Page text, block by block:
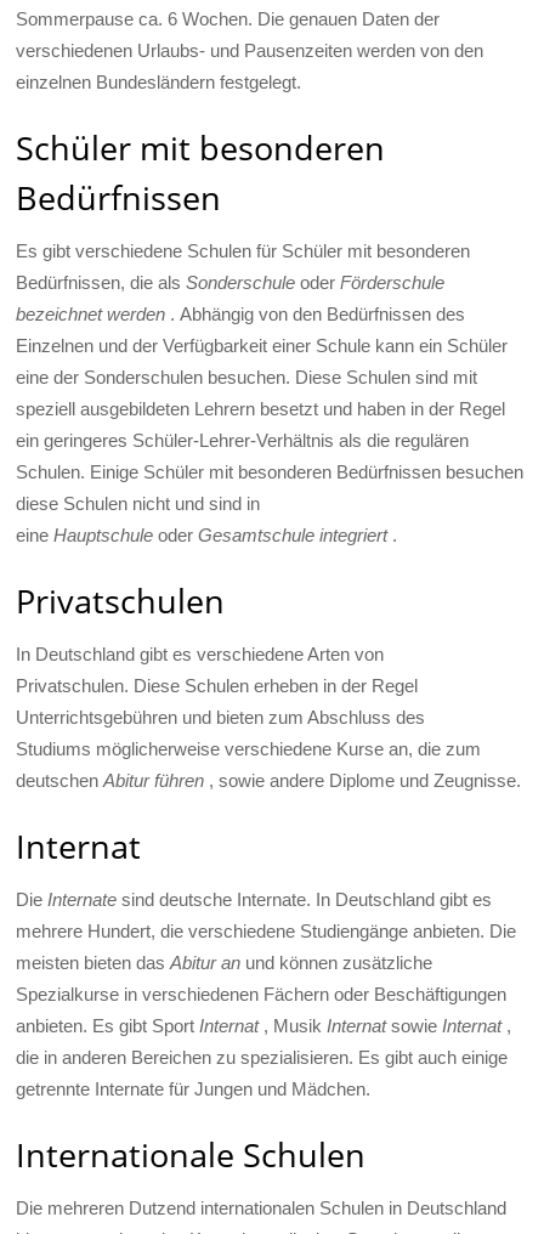
Sommerpause ca. 6 Wochen. Die genauen Daten der
verschiedenen Urlaubs- und Pausenzeiten werden von den
einzelnen Bundesländern festgelegt.
Schüler mit besonderen
Bedürfnissen
Es gibt verschiedene Schulen für Schüler mit besonderen
Bedürfnissen, die alsSonderschule oderFörderschule
bezeichnet werden . Abhängig von den Bedürfnissen des
Einzelnen und der Verfügbarkeit einer Schule kann ein Schüler
eine der Sonderschulen besuchen. Diese Schulen sind mit
speziell ausgebildeten Lehrern besetzt und haben in der Regel
ein geringeres Schüler-Lehrer-Verhältnis als die regulären
Schulen. Einige Schüler mit besonderen Bedürfnissen besuchen
diese Schulen nicht und sind in
eineHauptschule oderGesamtschule integriert.
Privatschulen
In Deutschland gibt es verschiedene Arten von
Privatschulen. Diese Schulen erheben in der Regel
Unterrichtsgebühren und bieten zum Abschluss des
Studiums möglicherweise verschiedene Kurse an, die zum
deutschenAbitur führen , sowie andere Diplome und Zeugnisse.
Internat
Die Internate sind deutsche Internate. In Deutschland gibt es
mehrere Hundert, die verschiedene Studiengänge anbieten. Die
meisten bieten dasAbitur an und können zusätzliche
Spezialkurse in verschiedenen Fächern oder Beschäftigungen
anbieten. Es gibt Sport Internat, Musik Internatsowie Internat,
die in anderen Bereichen zu spezialisieren. Es gibt auch einige
getrennte Internate für Jungen und Mädchen.
Internationale Schulen
Die mehreren Dutzend internationalen Schulen in Deutschland